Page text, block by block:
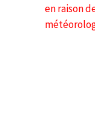
en raison